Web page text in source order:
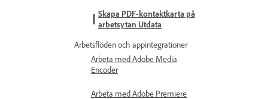
Skapa PDF-kontaktkarta på
arbetsytan Utdata
Arbetsflöden och appintegrationer
Arbeta med Adobe Media
Encoder
Arbeta med Adobe Premiere